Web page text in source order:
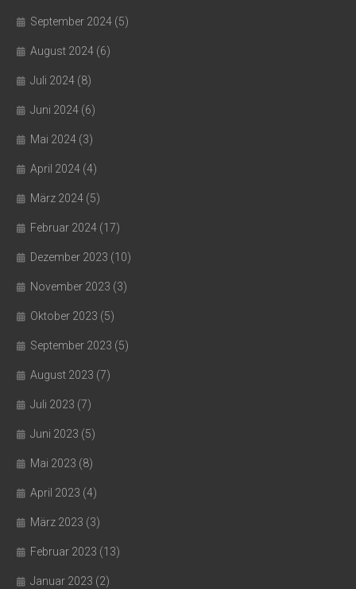
September 2024 (5)
August 2024 (6)
Juli 2024 (8)
Juni 2024 (6)
Mai 2024 (3)
April 2024 (4)
März 2024 (5)
Februar 2024 (17)
Dezember 2023 (10)
November 2023 (3)
Oktober 2023 (5)
September 2023 (5)
August 2023 (7)
Juli 2023 (7)
Juni 2023 (5)
Mai 2023 (8)
April 2023 (4)
März 2023 (3)
Februar 2023 (13)
Januar 2023 (2)